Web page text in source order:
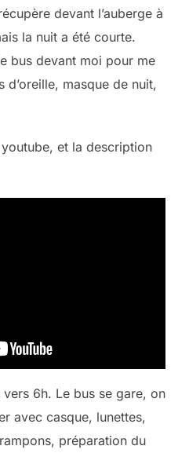
devant l’auberge à
la nuit a été courte.
bus devant moi pour me
masque de nuit,
et la description
6h. Le bus se gare, on
avec casque, lunettes,
préparation du